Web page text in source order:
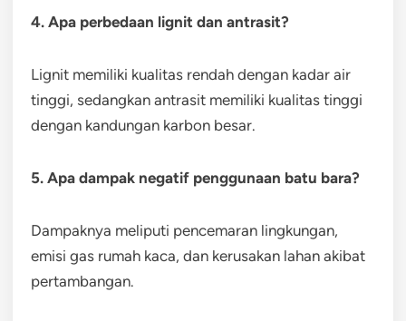
4. Apa perbedaan lignit dan antrasit?
Lignit memiliki kualitas rendah dengan kadar air
tinggi, sedangkan antrasit memiliki kualitas tinggi
dengan kandungan karbon besar.
5. Apa dampak negatif penggunaan batu bara?
Dampaknya meliputi pencemaran lingkungan,
emisi gas rumah kaca, dan kerusakan lahan akibat
pertambangan.